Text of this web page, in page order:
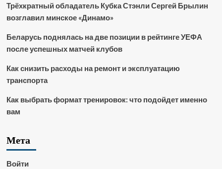
Трёхкратный обладатель Кубка Стэнли Сергей Брылин
возглавил минское «Динамо»
Беларусь поднялась на две позиции в рейтинге УЕФА
после успешных матчей клубов
Как снизить расходы на ремонт и эксплуатацию
транспорта
Как выбрать формат тренировок: что подойдет именно
вам
Мета
Войти